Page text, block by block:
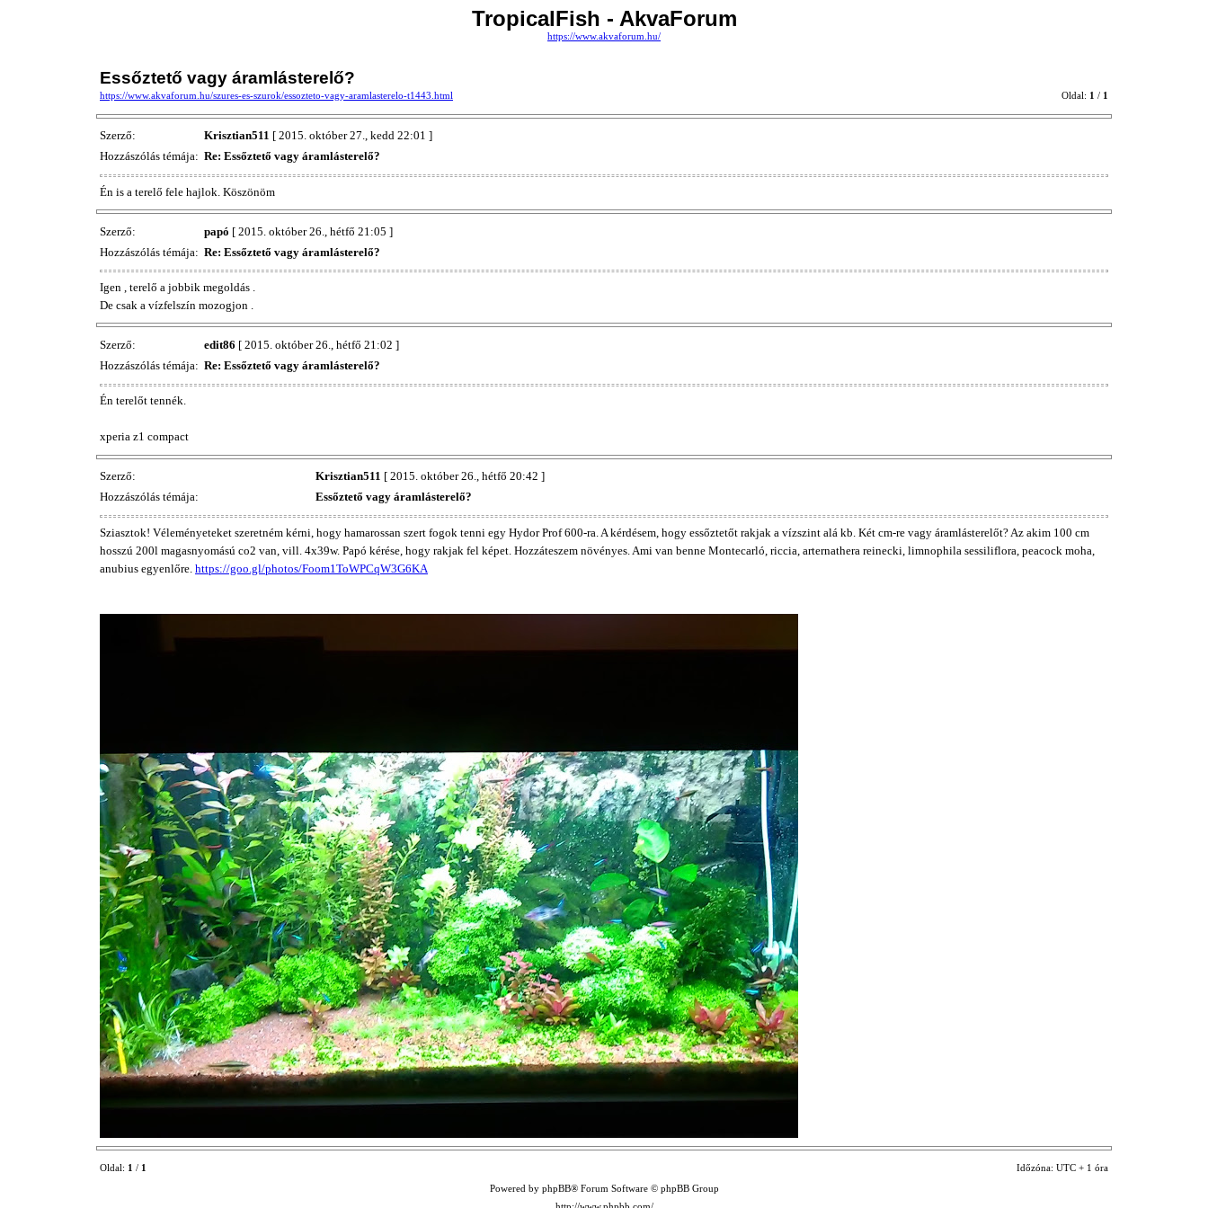
TropicalFish - AkvaForum
https://www.akvaforum.hu/
Essőztető vagy áramlásterelő?
https://www.akvaforum.hu/szures-es-szurok/essozteto-vagy-aramlasterelo-t1443.html Oldal: 1 / 1
Szerző: Krisztian511 [ 2015. október 27., kedd 22:01 ]
Hozzászólás témája: Re: Essőztető vagy áramlásterelő?
Én is a terelő fele hajlok. Köszönöm
Szerző: papó [ 2015. október 26., hétfő 21:05 ]
Hozzászólás témája: Re: Essőztető vagy áramlásterelő?
Igen , terelő a jobbik megoldás .
De csak a vízfelszín mozogjon .
Szerző: edit86 [ 2015. október 26., hétfő 21:02 ]
Hozzászólás témája: Re: Essőztető vagy áramlásterelő?
Én terelőt tennék.
xperia z1 compact
Szerző: Krisztian511 [ 2015. október 26., hétfő 20:42 ]
Hozzászólás témája:
Essőztető vagy áramlásterelő?
Sziasztok! Véleményeteket szeretném kérni, hogy hamarossan szert fogok tenni egy Hydor Prof 600-ra. A kérdésem, hogy essőztetőt rakjak a vízszint alá kb. Két cm-re vagy áramlásterelőt? Az akim 100 cm
hosszú 200l magasnyomású co2 van, vill. 4x39w. Papó kérése, hogy rakjak fel képet. Hozzáteszem növényes. Ami van benne Montecarló, riccia, arternathera reinecki, limnophila sessiliflora, peacock moha,
anubius egyenlőre. https://goo.gl/photos/Foom1ToWPCqW3G6KA
Oldal: 1 / 1 Időzóna: UTC + 1 óra
Powered by phpBB® Forum Software © phpBB Group